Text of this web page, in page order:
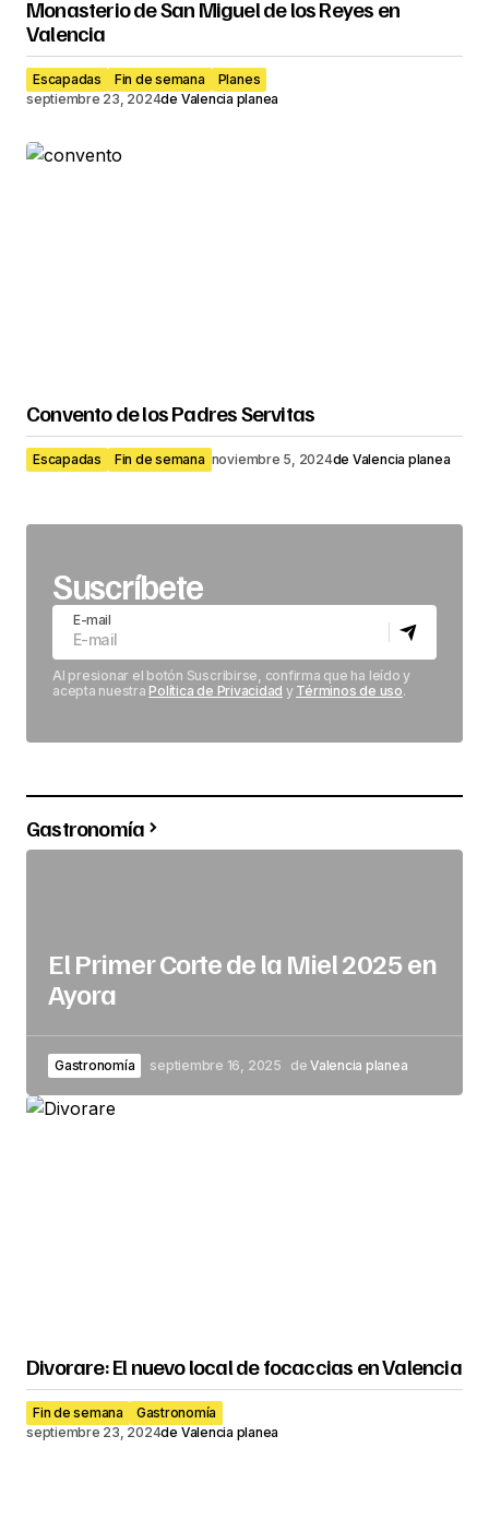
Monasterio de San Miguel de los Reyes en
Valencia
Escapadas Fin de semana
Planes
septiembre 23, 2024de Valencia planea
Convento de los Padres Servitas
Escapadas Fin de semana noviembre 5, 2024de Valencia planea
Suscríbete
E-mail
Al presionar el botón Suscribirse, confirma que ha leído y
acepta nuestra Política de Privacidad y Términos de uso.
Gastronomía
El Primer Corte de la Miel 2025 en
Ayora
Gastronomía septiembre 16, 2025 de Valencia planea
Divorare: El nuevo local de focaccias en Valencia
Fin de semana
Gastronomía
septiembre 23, 2024de Valencia planea